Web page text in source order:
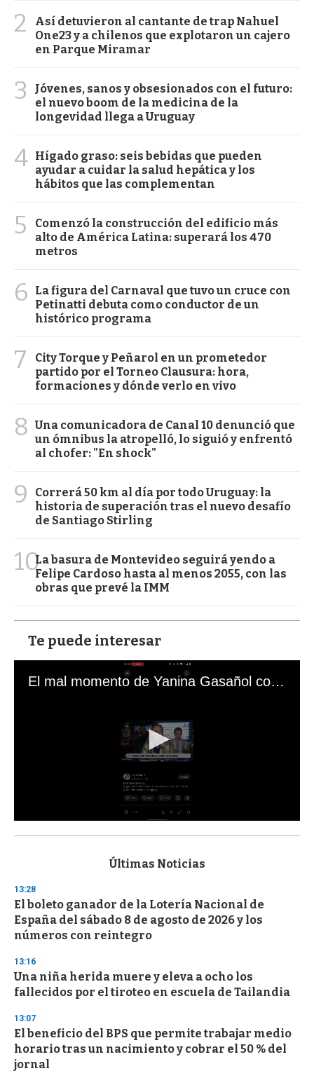
2
Así detuvieron al cantante de trap Nahuel
One23 y a chilenos que explotaron un cajero
en Parque Miramar
3
Jóvenes, sanos y obsesionados con el futuro:
el nuevo boom de la medicina de la
longevidad llega a Uruguay
4 Hígado graso: seis bebidas que pueden
ayudar a cuidar la salud hepática y los
hábitos que las complementan
5
Comenzó la construcción del edificio más
alto de América Latina: superará los 470
metros
6
La figura del Carnaval que tuvo un cruce con
Petinatti debuta como conductor de un
histórico programa
7
City Torque y Peñarol en un prometedor
partido por el Torneo Clausura: hora,
formaciones y dónde verlo en vivo
8 Una comunicadora de Canal 10 denunció que
un ómnibus la atropelló, lo siguió y enfrentó
al chofer: "En shock"
9
Correrá 50 km al día por todo Uruguay: la
historia de superación tras el nuevo desafío
de Santiago Stirling
10La basura de Montevideo seguirá yendo a
Felipe Cardoso hasta al menos 2055, con las
obras que prevé la IMM
Te puede interesar
El mal momento de Yanina Gasañol con un hincha argentino en "Subrayado"
s
d
s
o
f
3
s
e
c
o
d
s
Últimas Noticias
13:28
El boleto ganador de la Lotería Nacional de
España del sábado 8 de agosto de 2026 y los
números con reintegro
13:16
Una niña herida muere y eleva a ocho los
fallecidos por el tiroteo en escuela de Tailandia
13:07
El beneficio del BPS que permite trabajar medio
horario tras un nacimiento y cobrar el 50 % del
jornal